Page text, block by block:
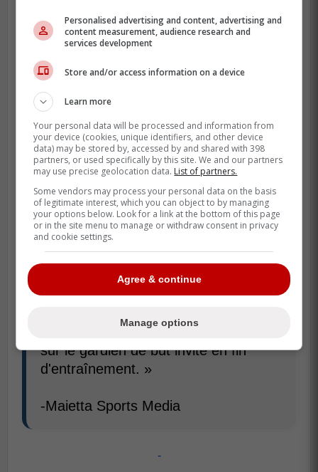
Nous avons aussi eu droit à plusieurs
échappés du jeune attaquant russe.
« Quelques échappés d'Ivan Demidov
sur le gardien de but invité en fin
d'entraînement. »
-Maietta Sports Media
-
Personalised advertising and content, advertising and
content measurement, audience research and
services development
Store and/or access information on a device
Learn more
Your personal data will be processed and information from
your device (cookies, unique identifiers, and other device
data) may be stored by, accessed by and shared with 398
partners, or used specifically by this site. We and our partners
may use precise geolocation data. List of partners.
Some vendors may process your personal data on the basis
of legitimate interest, which you can object to by managing
your options below. Look for a link at the bottom of this page
or in the site menu to manage or withdraw consent in privacy
and cookie settings.
Agree & continue
Manage options